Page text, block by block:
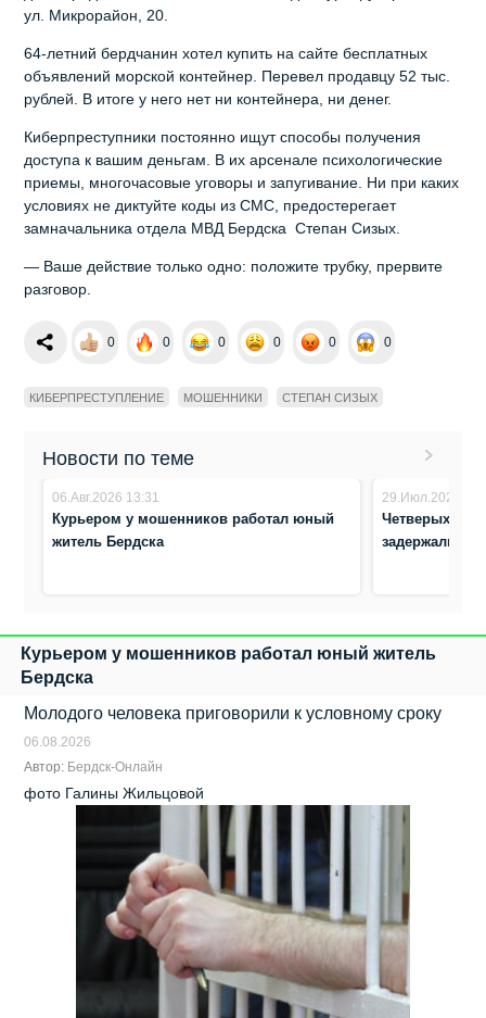
ул. Микрорайон, 20.
64-летний бердчанин хотел купить на сайте бесплатных
объявлений морской контейнер. Перевел продавцу 52 тыс.
рублей. В итоге у него нет ни контейнера, ни денег.
Киберпреступники постоянно ищут способы получения
доступа к вашим деньгам. В их арсенале психологические
приемы, многочасовые уговоры и запугивание. Ни при каких
условиях не диктуйте коды из СМС, предостерегает
замначальника отдела МВД Бердска Степан Сизых.
— Ваше действие только одно: положите трубку, прервите
разговор.
0 0 0 0 0 0
КИБЕРПРЕСТУПЛЕНИЕ МОШЕННИКИ СТЕПАН СИЗЫХ
Новости по теме
06.Авг.2026 13:31
Курьером у мошенников работал юный
житель Бердска
29.Июл.2026
Четверых
задержали
Курьером у мошенников работал юный житель
Бердска
Молодого человека приговорили к условному сроку
06.08.2026
Автор: Бердск-Онлайн
фото Галины Жильцовой